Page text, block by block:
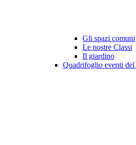
Gli spazi comuni
Le nostre Classi
Il giardino
Quadrifoglio eventi del